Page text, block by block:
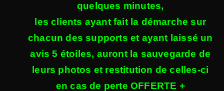
quelques minutes,
les clients ayant fait la démarche sur
chacun des supports et ayant laissé un
avis 5 étoiles, auront la sauvegarde de
leurs photos et restitution de celles-ci
en cas de perte OFFERTE +